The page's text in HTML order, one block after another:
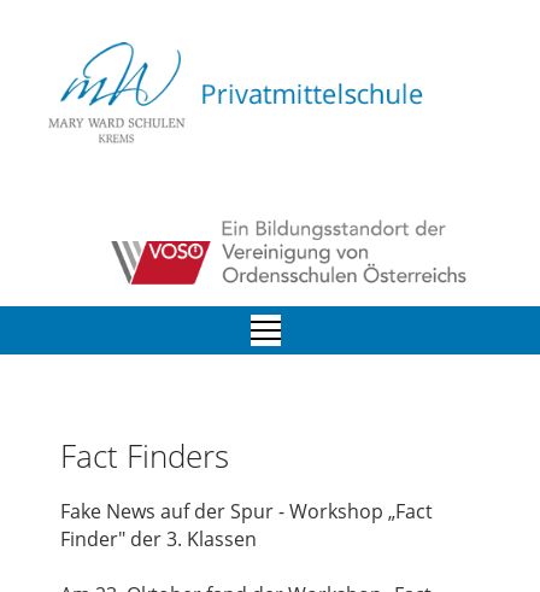
Fact Finders
Fake News auf der Spur - Workshop „Fact
Finder" der 3. Klassen